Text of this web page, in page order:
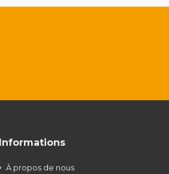
Informations
À propos de nous